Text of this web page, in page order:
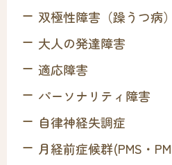
双極性障害（躁うつ病）
大人の発達障害
適応障害
パーソナリティ障害
自律神経失調症
月経前症候群(PMS・